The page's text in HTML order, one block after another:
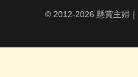
© 2012-2026 懸賞主婦